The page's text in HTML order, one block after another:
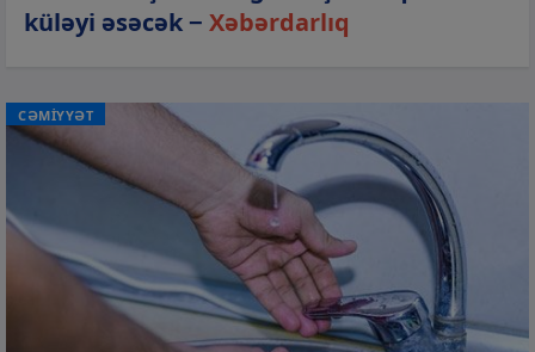
küləyi əsəcək − Xəbərdarlıq
CƏMİYYƏT